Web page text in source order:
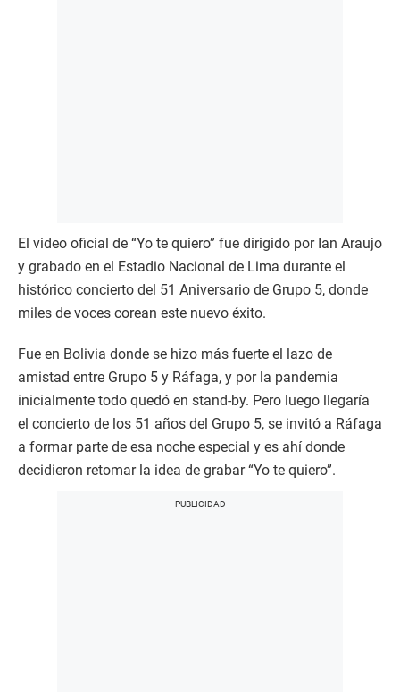
El video oficial de “Yo te quiero” fue dirigido por Ian Araujo
y grabado en el Estadio Nacional de Lima durante el
histórico concierto del 51 Aniversario de Grupo 5, donde
miles de voces corean este nuevo éxito.
Fue en Bolivia donde se hizo más fuerte el lazo de
amistad entre Grupo 5 y Ráfaga, y por la pandemia
inicialmente todo quedó en stand-by. Pero luego llegaría
el concierto de los 51 años del Grupo 5, se invitó a Ráfaga
a formar parte de esa noche especial y es ahí donde
decidieron retomar la idea de grabar “Yo te quiero”.